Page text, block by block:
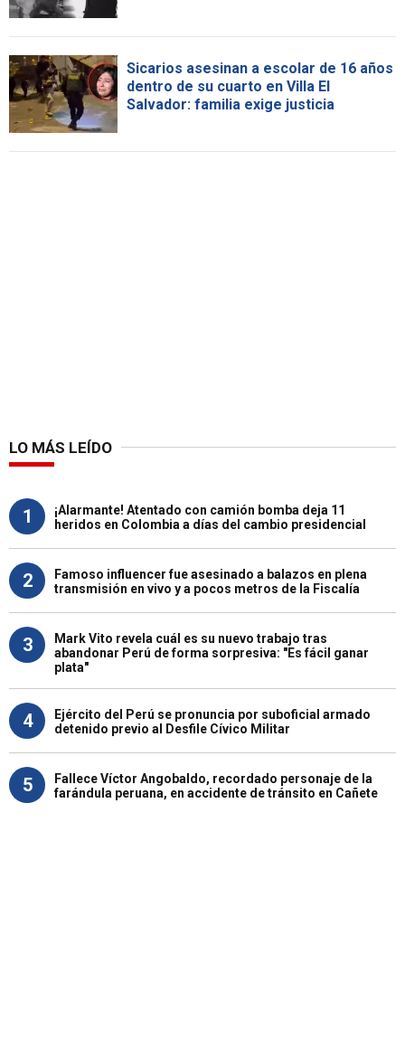
Sicarios asesinan a escolar de 16 años
dentro de su cuarto en Villa El
Salvador: familia exige justicia
LO MÁS LEÍDO
1
¡Alarmante! Atentado con camión bomba deja 11
heridos en Colombia a días del cambio presidencial
2
Famoso influencer fue asesinado a balazos en plena
transmisión en vivo y a pocos metros de la Fiscalía
3
Mark Vito revela cuál es su nuevo trabajo tras
abandonar Perú de forma sorpresiva: "Es fácil ganar
plata"
4
Ejército del Perú se pronuncia por suboficial armado
detenido previo al Desfile Cívico Militar
5
Fallece Víctor Angobaldo, recordado personaje de la
farándula peruana, en accidente de tránsito en Cañete